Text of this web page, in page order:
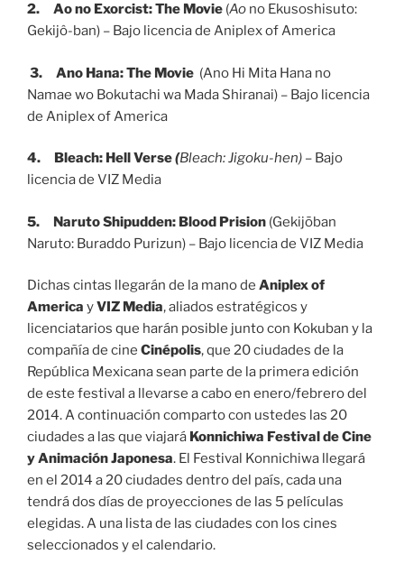
2. Ao no Exorcist: The Movie (Ao no Ekusoshisuto:
Gekijô-ban) – Bajo licencia de Aniplex of America
3. Ano Hana: The Movie (Ano Hi Mita Hana no
Namae wo Bokutachi wa Mada Shiranai) – Bajo licencia
de Aniplex of America
4. Bleach: Hell Verse(Bleach: Jigoku-hen) – Bajo
licencia de VIZ Media
5. Naruto Shipudden: Blood Prision (Gekijōban
Naruto: Buraddo Purizun) – Bajo licencia de VIZ Media
Dichas cintas llegarán de la mano de Aniplex of
America yVIZ Media, aliados estratégicos y
licenciatarios que harán posible junto con Kokuban y la
compañía de cine Cinépolis, que 20 ciudades de la
República Mexicana sean parte de la primera edición
de este festival a llevarse a cabo en enero/febrero del
2014. A continuación comparto con ustedes las 20
ciudades a las que viajará Konnichiwa Festival de Cine
y Animación Japonesa. El Festival Konnichiwa llegará
en el 2014 a 20 ciudades dentro del país, cada una
tendrá dos días de proyecciones de las 5 películas
elegidas. A una lista de las ciudades con los cines
seleccionados y el calendario.